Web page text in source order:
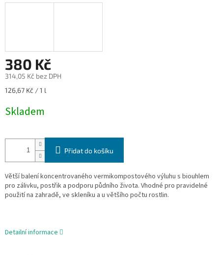
380 Kč
314,05 Kč bez DPH
Měrná
126,67 Kč / 1 l
Skladem
Přidat do košíku
Větší balení koncentrovaného vermikompostového výluhu s biouhlem
pro zálivku, postřik a podporu půdního života. Vhodné pro pravidelné
použití na zahradě, ve skleníku a u většího počtu rostlin.
Detailní informace